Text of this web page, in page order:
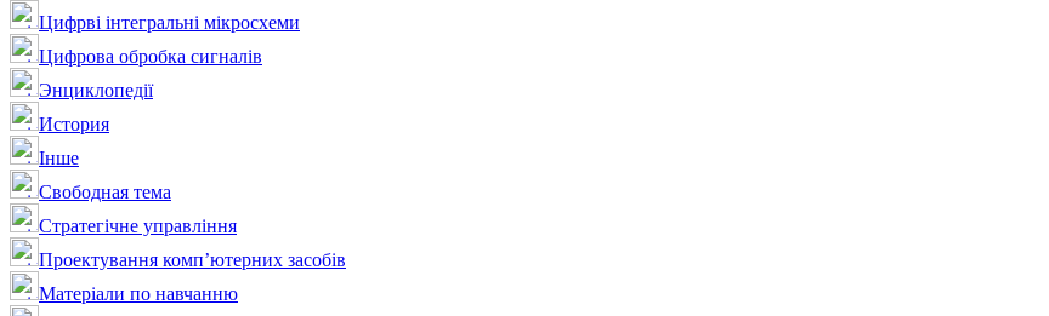
Цифрві інтегральні мікросхеми
Цифрова обробка сигналів
Энциклопедії
История
Інше
Свободная тема
Стратегічне управління
Проектування комп’ютерних засобів
Матеріали по навчанню